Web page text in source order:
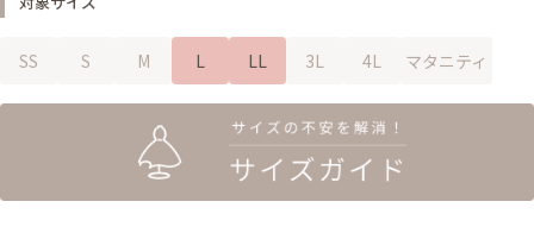
SS S M L LL 3L 4L マタニティ